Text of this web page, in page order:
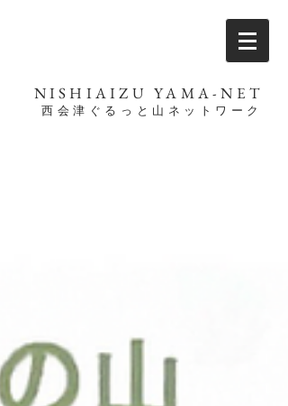
NISHIAIZU YAMA-NET
西会津ぐるっと山ネットワーク